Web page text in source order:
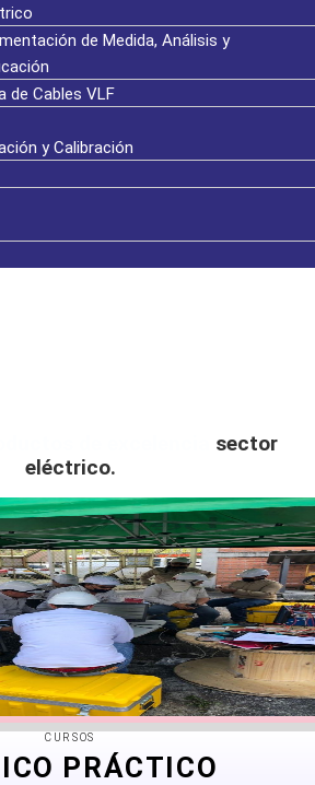
de Medida, Análisis y
de Cables VLF
y Calibración
sector
eléctrico.
CURSOS
PRÁCTICO